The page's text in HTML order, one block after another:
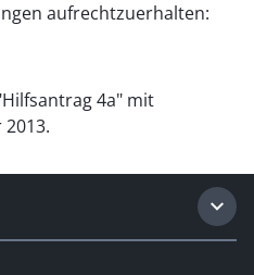
aufrechtzuerhalten:
4a" mit